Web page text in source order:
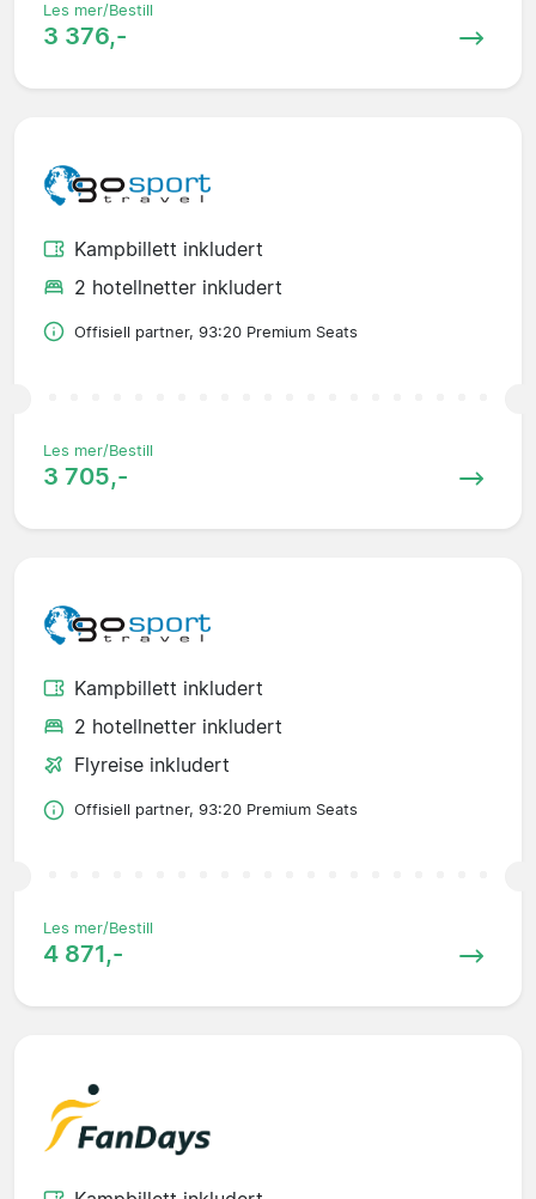
Les mer/Bestill
3 376,-
Kampbillett inkludert
2 hotellnetter inkludert
Offisiell partner, 93:20 Premium Seats
Les mer/Bestill
3 705,-
Kampbillett inkludert
2 hotellnetter inkludert
Flyreise inkludert
Offisiell partner, 93:20 Premium Seats
Les mer/Bestill
4 871,-